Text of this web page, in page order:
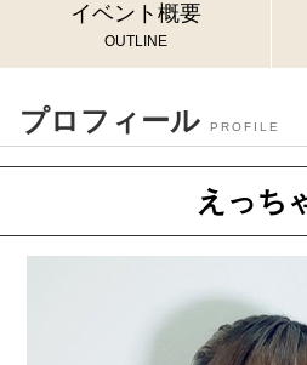
イベント概要
OUTLINE
プロフィール PROFILE
えっち